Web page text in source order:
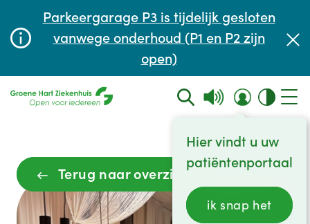
Parkeergarage P3 is tijdelijk gesloten
vanwege onderhoud (P1 en P2 zijn
open)
Hier vindt u uw
patiëntenportaal
ik snap het
Wachttijden
Terug naar overzicht